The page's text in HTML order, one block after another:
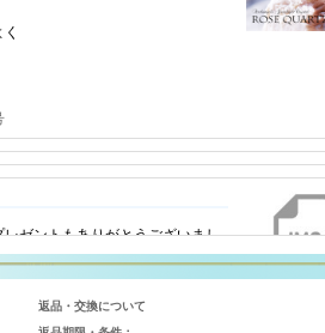
返品・交換について